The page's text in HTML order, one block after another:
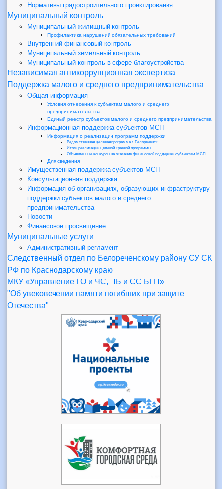
Нормативы градостроительного проектирования
Муниципальный контроль
Муниципальный жилищный контроль
Профилактика нарушений обязательных требований
Внутренний финансовый контроль
Муниципальный земельный контроль
Муниципальный контроль в сфере благоустройства
Независимая антикоррупционная экспертиза
Поддержка малого и среднего предпринимательства
Общая информация
Условия отнесения к субъектам малого и среднего
предпринимательства
Единый реестр субъектов малого и среднего предпринимательства
Информационная поддержка субъектов МСП
Информация о реализации программ поддержки
Ведомственная целевая программа г. Белореченск
Итоги реализации целевой краевой программы
Объявленные конкурсы на оказание финансовой поддержки субъектам МСП
Для сведения
Имущественная поддержка субъектов МСП
Консультационная поддержка
Информация об организациях, образующих инфраструктуру
поддержки субъектов малого и среднего
предпринимательства
Новости
Финансовое просвещение
Муниципальные услуги
Административный регламент
Следственный отдел по Белореченскому району СУ СК
РФ по Краснодарскому краю
МКУ «Управление ГО и ЧС, ПБ и СС БГП»
"Об увековечении памяти погибших при защите
Отечества"